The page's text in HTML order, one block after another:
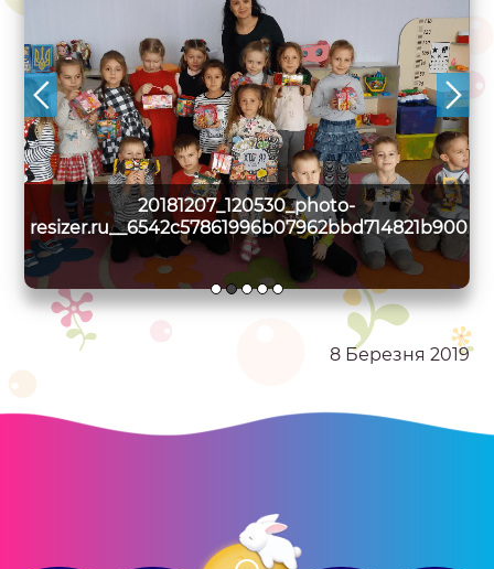
20181207_120530_photo-
resizer.ru__6542c57861996b07962bbd714821b900
8 Березня 2019